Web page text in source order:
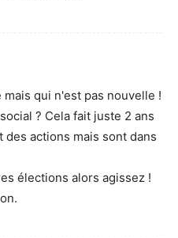
qui n'est pas nouvelle !
? Cela fait juste 2 ans
actions mais sont dans
élections alors agissez !